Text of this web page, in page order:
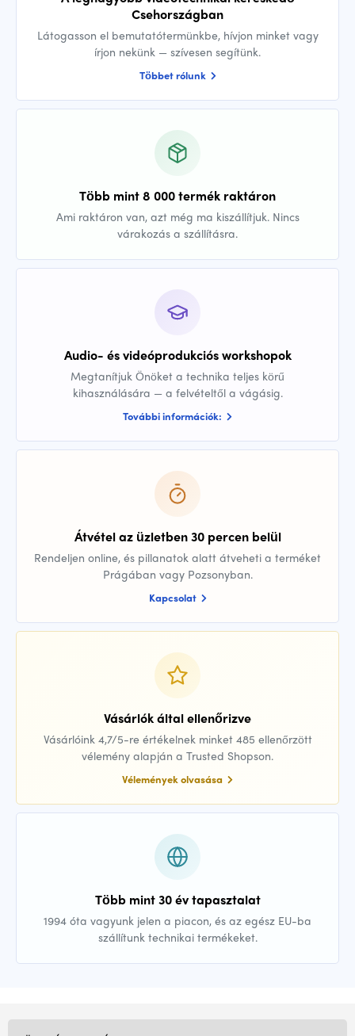
Csehországban
Látogasson el bemutatótermünkbe, hívjon minket vagy
írjon nekünk — szívesen segítünk.
Többet rólunk
Több mint 8 000 termék raktáron
Ami raktáron van, azt még ma kiszállítjuk. Nincs
várakozás a szállításra.
Audio- és videóprodukciós workshopok
Megtanítjuk Önöket a technika teljes körű
kihasználására — a felvételtől a vágásig.
További információk:
Átvétel az üzletben 30 percen belül
Rendeljen online, és pillanatok alatt átveheti a terméket
Prágában vagy Pozsonyban.
Kapcsolat
Vásárlók által ellenőrizve
Vásárlóink 4,7/5-re értékelnek minket 485 ellenőrzött
vélemény alapján a Trusted Shopson.
Vélemények olvasása
Több mint 30 év tapasztalat
1994 óta vagyunk jelen a piacon, és az egész EU-ba
szállítunk technikai termékeket.